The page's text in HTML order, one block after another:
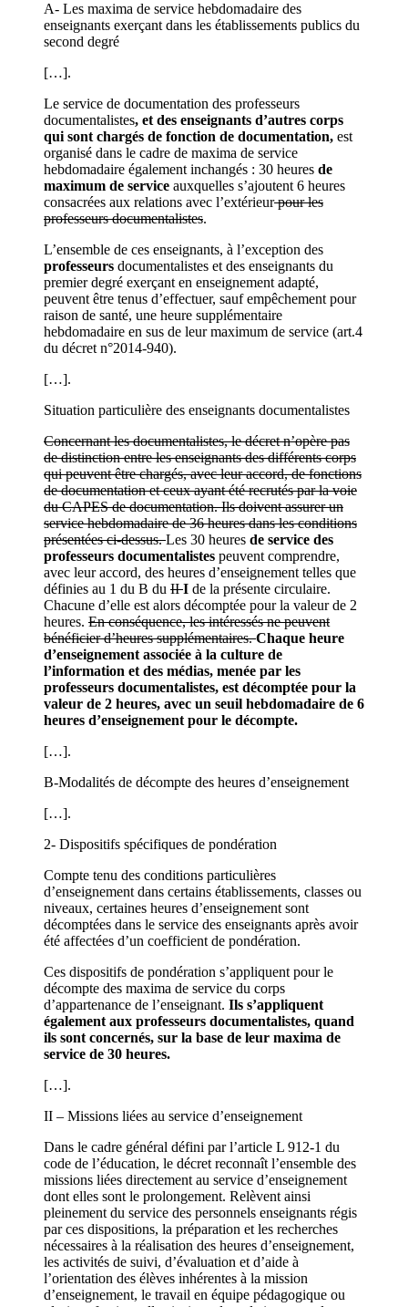
A- Les maxima de service hebdomadaire des
enseignants exerçant dans les établissements publics du
second degré
[…].
Le service de documentation des professeurs
documentalistes, et des enseignants d’autres corps
qui sont chargés de fonction de documentation, est
organisé dans le cadre de maxima de service
hebdomadaire également inchangés : 30 heures de
maximum de service auxquelles s’ajoutent 6 heures
consacrées aux relations avec l’extérieurpour les
professeurs documentalistes.
L’ensemble de ces enseignants, à l’exception des
professeurs documentalistes et des enseignants du
premier degré exerçant en enseignement adapté,
peuvent être tenus d’effectuer, sauf empêchement pour
raison de santé, une heure supplémentaire
hebdomadaire en sus de leur maximum de service (art.4
du décret n°2014-940).
[…].
Situation particulière des enseignants documentalistes
Concernant les documentalistes, le décret n’opère pas
de distinction entre les enseignants des différents corps
qui peuvent être chargés, avec leur accord, de fonctions
de documentation et ceux ayant été recrutés par la voie
du CAPES de documentation. Ils doivent assurer un
service hebdomadaire de 36 heures dans les conditions
présentées ci-dessus.Les 30 heures de service des
professeurs documentalistes peuvent comprendre,
avec leur accord, des heures d’enseignement telles que
définies au 1 du B du III de la présente circulaire.
Chacune d’elle est alors décomptée pour la valeur de 2
heures. En conséquence, les intéressés ne peuvent
bénéficier d’heures supplémentaires.Chaque heure
d’enseignement associée à la culture de
l’information et des médias, menée par les
professeurs documentalistes, est décomptée pour la
valeur de 2 heures, avec un seuil hebdomadaire de 6
heures d’enseignement pour le décompte.
[…].
B-Modalités de décompte des heures d’enseignement
[…].
2- Dispositifs spécifiques de pondération
Compte tenu des conditions particulières
d’enseignement dans certains établissements, classes ou
niveaux, certaines heures d’enseignement sont
décomptées dans le service des enseignants après avoir
été affectées d’un coefficient de pondération.
Ces dispositifs de pondération s’appliquent pour le
décompte des maxima de service du corps
d’appartenance de l’enseignant. Ils s’appliquent
également aux professeurs documentalistes, quand
ils sont concernés, sur la base de leur maxima de
service de 30 heures.
[…].
II – Missions liées au service d’enseignement
Dans le cadre général défini par l’article L 912-1 du
code de l’éducation, le décret reconnaît l’ensemble des
missions liées directement au service d’enseignement
dont elles sont le prolongement. Relèvent ainsi
pleinement du service des personnels enseignants régis
par ces dispositions, la préparation et les recherches
nécessaires à la réalisation des heures d’enseignement,
les activités de suivi, d’évaluation et d’aide à
l’orientation des élèves inhérentes à la mission
d’enseignement, le travail en équipe pédagogique ou